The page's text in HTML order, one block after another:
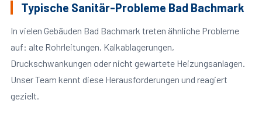
Typische Sanitär-Probleme Bad Bachmark
In vielen Gebäuden Bad Bachmark treten ähnliche Probleme
auf: alte Rohrleitungen, Kalkablagerungen,
Druckschwankungen oder nicht gewartete Heizungsanlagen.
Unser Team kennt diese Herausforderungen und reagiert
gezielt.